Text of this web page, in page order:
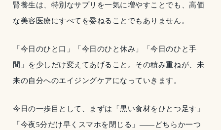
腎養生は、特別なサプリを一気に増やすことでも、高価
な美容医療にすべてを委ねることでもありません。
「今日のひと口」「今日のひと休み」「今日のひと手
間」を少しだけ変えてあげること。その積み重ねが、未
来の自分へのエイジングケアになっていきます。
今日の一歩目として、まずは「黒い食材をひとつ足す」
「今夜5分だけ早くスマホを閉じる」——どちらか一つ